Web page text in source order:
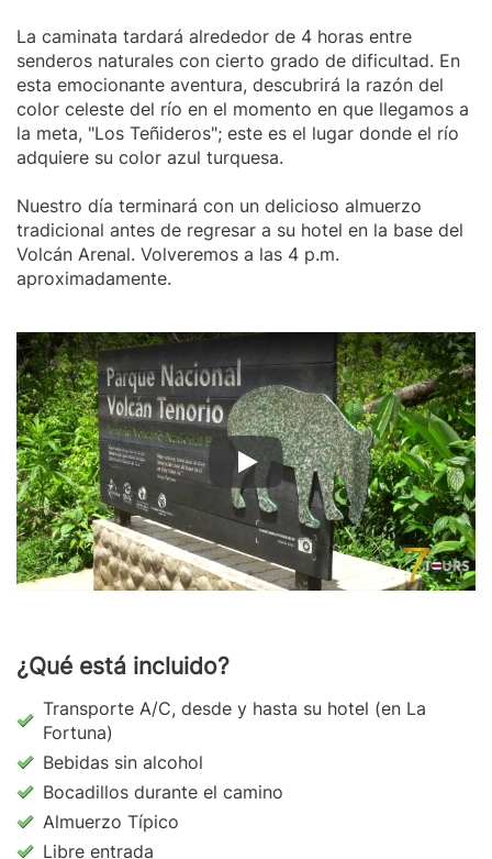
La caminata tardará alrededor de 4 horas entre
senderos naturales con cierto grado de dificultad. En
esta emocionante aventura, descubrirá la razón del
color celeste del río en el momento en que llegamos a
la meta, "Los Teñideros"; este es el lugar donde el río
adquiere su color azul turquesa.
Nuestro día terminará con un delicioso almuerzo
tradicional antes de regresar a su hotel en la base del
Volcán Arenal. Volveremos a las 4 p.m.
aproximadamente.
¿Qué está incluido?
Transporte A/C, desde y hasta su hotel (en La
Fortuna)
Bebidas sin alcohol
Bocadillos durante el camino
Almuerzo Típico
Libre entrada